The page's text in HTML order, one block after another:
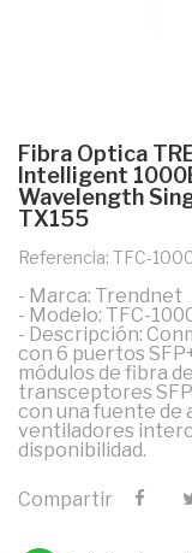
Fibra Optica
Intelligent
Wavelength
TX155
Referencia: TFC-
- Marca: Trendnet
- Modelo: TFC-
- Descripción:
con 6 puertos
módulos de fibra
transceptores
con una fuente de
ventiladores
disponibilidad.
Compartir